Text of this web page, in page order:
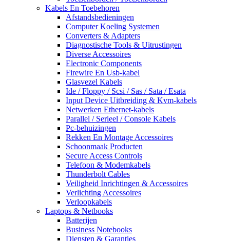
Kabels En Toebehoren
Afstandsbedieningen
Computer Koeling Systemen
Converters & Adapters
Diagnostische Tools & Uitrustingen
Diverse Accessoires
Electronic Components
Firewire En Usb-kabel
Glasvezel Kabels
Ide / Floppy / Scsi / Sas / Sata / Esata
Input Device Uitbreiding & Kvm-kabels
Netwerken Ethernet-kabels
Parallel / Serieel / Console Kabels
Pc-behuizingen
Rekken En Montage Accessoires
Schoonmaak Producten
Secure Access Controls
Telefoon & Modemkabels
Thunderbolt Cables
Veiligheid Inrichtingen & Accessoires
Verlichting Accessoires
Verloopkabels
Laptops & Netbooks
Batterijen
Business Notebooks
Diensten & Garanties